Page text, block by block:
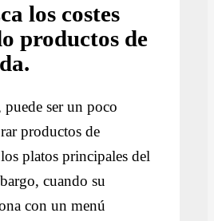
los costes
productos de
ser un poco
productos de
platos principales del
cuando su
con un menú